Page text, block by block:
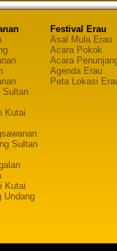
Sultan
Kutai
Sultan
Kutai
Undang
Festival Erau
Asal Mula Erau
Acara Pokok
Acara
Agenda Erau
Peta Lokasi